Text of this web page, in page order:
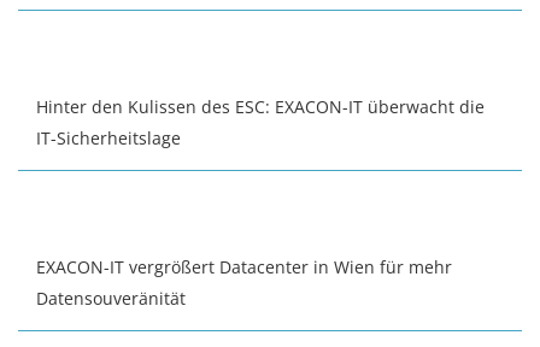
Hinter den Kulissen des ESC: EXACON-IT überwacht die
IT-Sicherheitslage
EXACON-IT vergrößert Datacenter in Wien für mehr
Datensouveränität